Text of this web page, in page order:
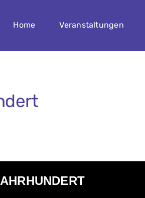
Home Veranstaltungen